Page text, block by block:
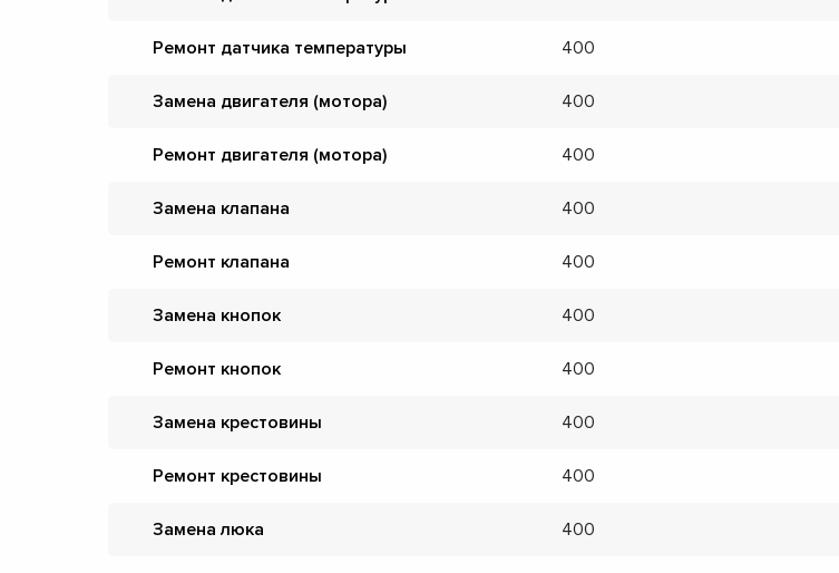
Ремонт датчика температуры 400
Замена двигателя (мотора) 400
Ремонт двигателя (мотора) 400
Замена клапана 400
Ремонт клапана 400
Замена кнопок 400
Ремонт кнопок 400
Замена крестовины 400
Ремонт крестовины 400
Замена люка 400